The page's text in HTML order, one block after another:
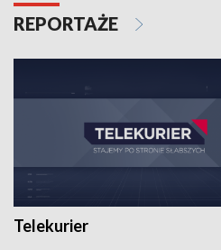
REPORTAŻE
Telekurier